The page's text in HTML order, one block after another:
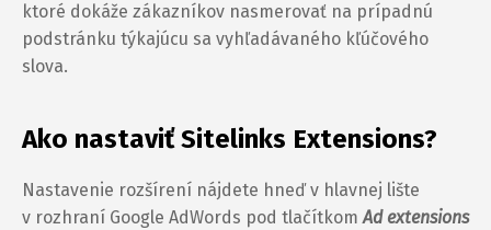
ktoré dokáže zákazníkov nasmerovať na prípadnú
podstránku týkajúcu sa vyhľadávaného kľúčového
slova.
Ako nastaviť Sitelinks Extensions?
Nastavenie rozšírení nájdete hneď v hlavnej lište
v rozhraní Google AdWords pod tlačítkomAd extensions